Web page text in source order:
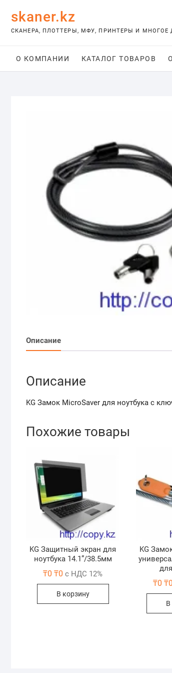
content
skaner.kz
СКАНЕРА, ПЛОТТЕРЫ, МФУ, ПРИНТЕРЫ И МНОГОЕ
О КОМПАНИИ КАТАЛОГ ТОВАРОВ
Описание
Описание
KG Замок MicroSaver для ноутбука с
Похожие товары
KG Защитный экран для
ноутбука 14.1”/38.5мм
₸0 ₸0 с НДС 12%
В корзину
KG
₸0 ₸0
В